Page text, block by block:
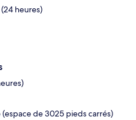
heures)
de 3025 pieds carrés)